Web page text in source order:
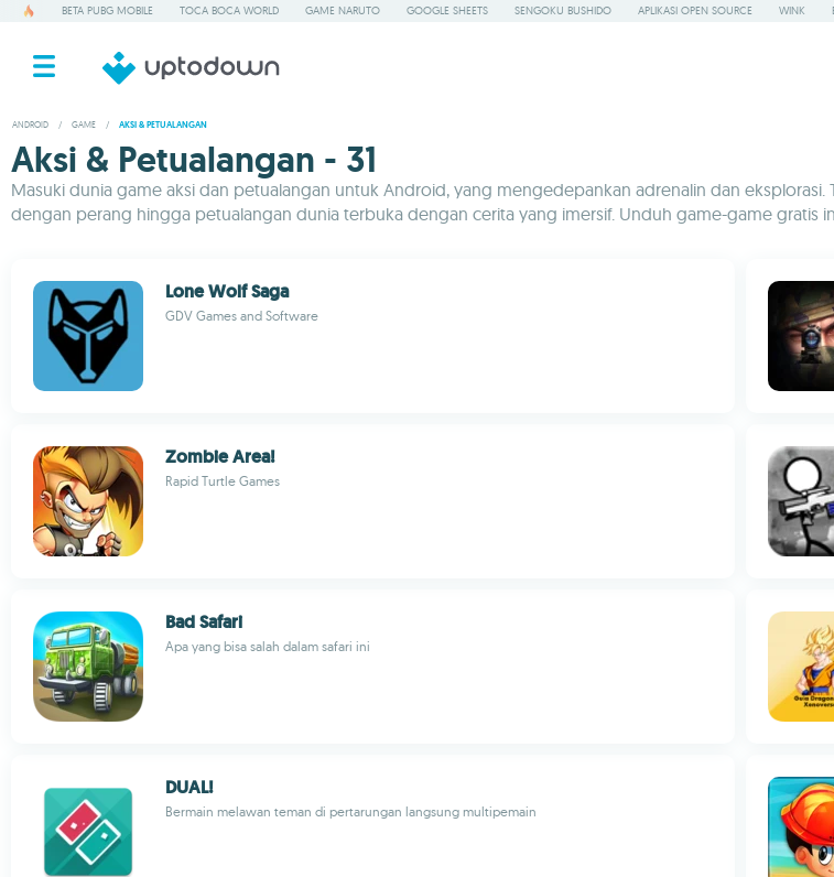
BETA PUBG MOBILE TOCA BOCA WORLD GAME NARUTO GOOGLE SHEETS SENGOKU BUSHIDO APLIKASI OPEN SOURCE WINK
ANDROID / GAME / AKSI & PETUALANGAN
Aksi & Petualangan - 31
Masuki dunia game aksi dan petualangan untuk Android, yang mengedepankan adrenalin dan
dengan perang hingga petualangan dunia terbuka dengan cerita yang imersif. Unduh game-game gratis
Lone Wolf Saga
GDV Games and Software
Zombie Area!
Rapid Turtle Games
Bad Safari
Apa yang bisa salah dalam safari ini
DUAL!
Bermain melawan teman di pertarungan langsung multipemain